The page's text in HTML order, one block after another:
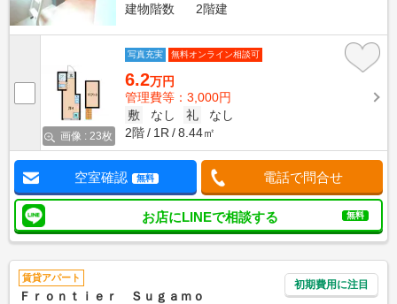
建物階数
2階建
画像 : 23枚
写真充実 無料オンライン相談可
6.2万円
管理費等：3,000円
敷
なし 礼
なし
2階
1R 8.44㎡
空室確認 無料 電話で問合せ
お店にLINEで相談する 無料
賃貸アパート
Ｆｒｏｎｔｉｅｒ Ｓｕｇａｍｏ
初期費用に注目